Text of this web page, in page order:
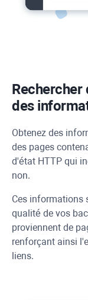
Rechercher
des
Obtenez des
des pages
d'état HTTP qui
non.
Ces informations
qualité de vos
proviennent de
renforçant ainsi
liens.